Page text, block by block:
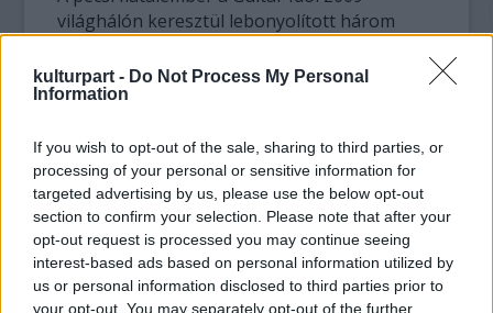
kulturpart - Do Not Process My Personal
Information
If you wish to opt-out of the sale, sharing to third parties, or
processing of your personal or sensitive information for
targeted advertising by us, please use the below opt-out
section to confirm your selection. Please note that after your
opt-out request is processed you may continue seeing
interest-based ads based on personal information utilized by
us or personal information disclosed to third parties prior to
your opt-out. You may separately opt-out of the further
világhálón keresztül lebonyolított három
a tizenkettes döntőbe, 5311 netes vokssal. A
döntőbe a legtöbb közönségszavazatot
nyolc további kiválasztottja kerül. Pálfi András
szerint itt már mindenki győztes, a tavalyi
verseny finalistái is bővelkednek
felkérésekben, sőt, egyesek még
lemezszerződéshez is jutottak.
"Képes vagyok egész nap gitározni, még a